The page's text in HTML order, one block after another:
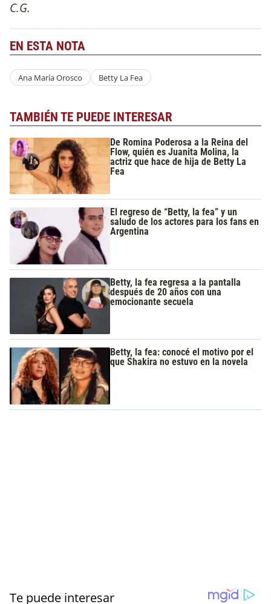
C.G.
EN ESTA NOTA
Ana María Orosco Betty La Fea
TAMBIÉN TE PUEDE INTERESAR
De Romina Poderosa a la Reina del
Flow, quién es Juanita Molina, la
actriz que hace de hija de Betty La
Fea
El regreso de “Betty, la fea” y un
saludo de los actores para los fans en
Argentina
Betty, la fea regresa a la pantalla
después de 20 años con una
emocionante secuela
Betty, la fea: conocé el motivo por el
que Shakira no estuvo en la novela